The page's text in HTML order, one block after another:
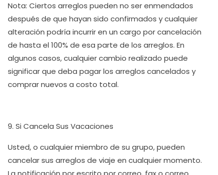
Nota: Ciertos arreglos pueden no ser enmendados
después de que hayan sido confirmados y cualquier
alteración podría incurrir en un cargo por cancelación
de hasta el 100% de esa parte de los arreglos. En
algunos casos, cualquier cambio realizado puede
significar que deba pagar los arreglos cancelados y
comprar nuevos a costo total.
9. Si Cancela Sus Vacaciones
Usted, o cualquier miembro de su grupo, pueden
cancelar sus arreglos de viaje en cualquier momento.